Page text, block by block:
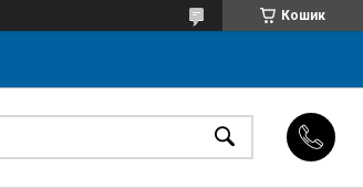
Кошик